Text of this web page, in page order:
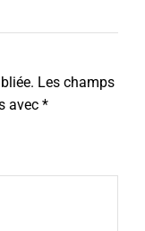
Les champs
avec*